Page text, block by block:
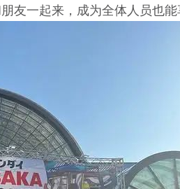
友一起来，成为全体人员也能